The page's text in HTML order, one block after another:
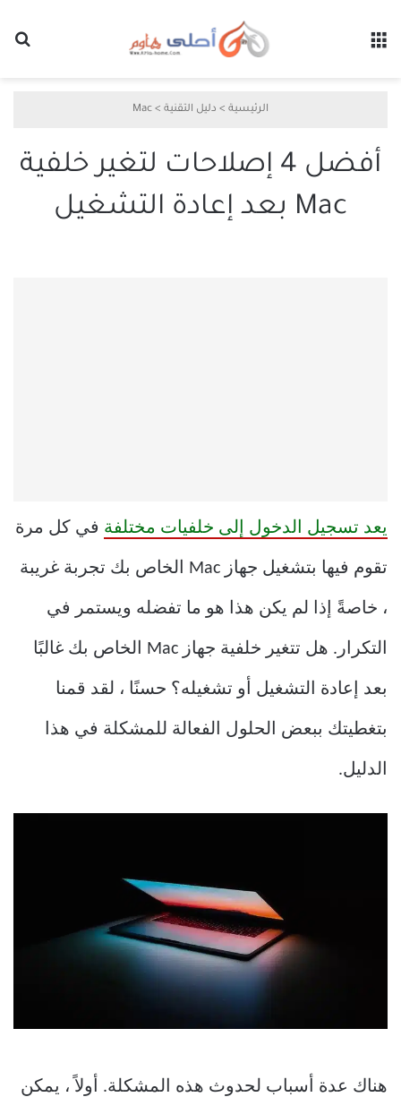
الرئيسية > دليل التقنية >
Mac
أفضل 4 إصلاحات لتغير خلفية
Mac بعد إعادة التشغيل
يعد تسجيل الدخول إلى خلفيات مختلفة في كل مرة
تقوم فيها بتشغيل جهاز Mac الخاص بك تجربة غريبة
، خاصةً إذا لم يكن هذا هو ما تفضله ويستمر في
التكرار. هل تتغير خلفية جهاز Mac الخاص بك غالبًا
بعد إعادة التشغيل أو تشغيله؟ حسنًا ، لقد قمنا
بتغطيتك ببعض الحلول الفعالة للمشكلة في هذا
الدليل.
هناك عدة أسباب لحدوث هذه المشكلة. أولاً ، يمكن